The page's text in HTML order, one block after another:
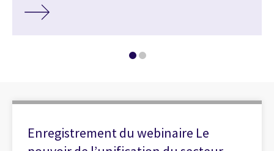
Enregistrement du webinaire Le